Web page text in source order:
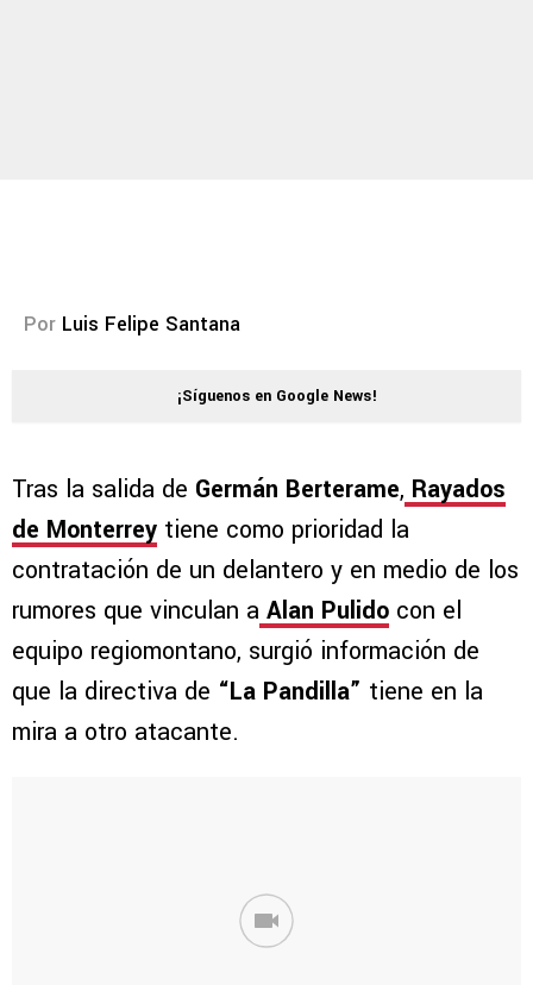
Por Luis Felipe Santana
¡Síguenos en Google News!
Tras la salida de Germán Berterame, Rayados
de Monterrey tiene como prioridad la
contratación de un delantero y en medio de los
rumores que vinculan a Alan Pulido con el
equipo regiomontano, surgió información de
que la directiva de “La Pandilla” tiene en la
mira a otro atacante.